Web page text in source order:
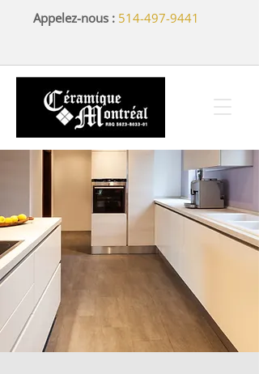
Appelez-nous : 514-497-9441